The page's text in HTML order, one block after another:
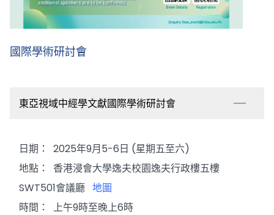
國際學術研討會
東亞視域中經學文獻國際學術研討會
日期： 2025年9月5-6日 (星期五至六)
地點： 香港浸會大學逸夫校園逸夫行政樓五樓
SWT501會議廳 地圖
時間： 上午9時至晚上6時